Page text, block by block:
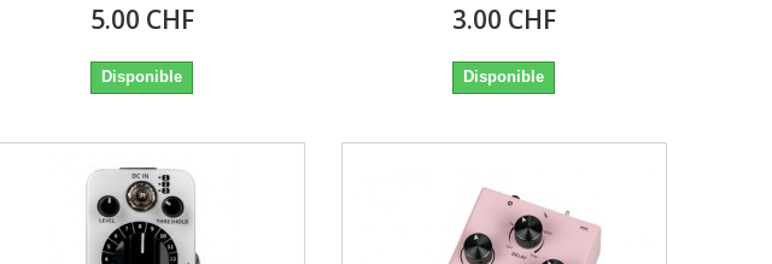
5.00 CHF
Disponible
3.00 CHF
Disponible